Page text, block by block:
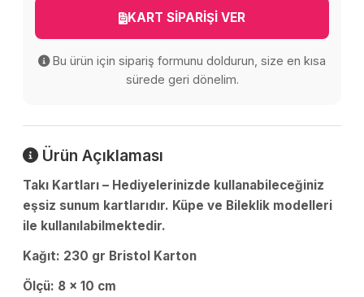
KART SİPARİŞİ VER
Bu ürün için sipariş formunu doldurun, size en kısa
sürede geri dönelim.
Ürün Açıklaması
Takı Kartları – Hediyelerinizde kullanabileceğiniz
eşsiz sunum kartlarıdır. Küpe ve Bileklik modelleri
ile kullanılabilmektedir.
Kağıt: 230 gr Bristol Karton
Ölçü: 8 x 10 cm